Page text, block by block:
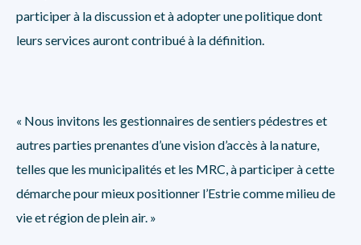
participer à la discussion et à adopter une politique dont
leurs services auront contribué à la définition.
« Nous invitons les gestionnaires de sentiers pédestres et
autres parties prenantes d’une vision d’accès à la nature,
telles que les municipalités et les MRC, à participer à cette
démarche pour mieux positionner l’Estrie comme milieu de
vie et région de plein air. »